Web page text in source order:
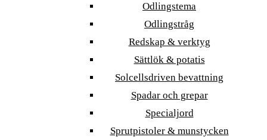
Odlingstema
Odlingstråg
Redskap & verktyg
Sättlök & potatis
Solcellsdriven bevattning
Spadar och grepar
Specialjord
Sprutpistoler & munstycken